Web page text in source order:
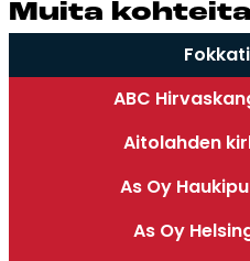
Mui­ta
ABC
Aitolahden
As Oy
As Oy